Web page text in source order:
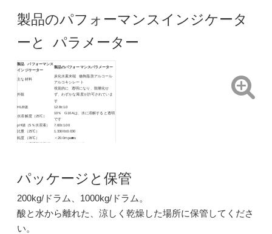
お問い合わせ
製品のパフォーマンスインジケータ
ーと パラメーター
製品 パフォーマンス
インジケーター
製品のパフォーマンスパラメーター
主な材料
炭化水素末端 修飾脂肪アルコール
アルコキシレート
外観
視覚的に 透明になり、階層化せ
ず、わずかな濁度が許可されていま
す
HLB値 12.8±1.0
水溶解度（25℃）
10％ G10Aは、水に溶解すると透明
です
pH値（5％水溶液）
7.60±1.00
比重（25℃）
1.3300±0.030
粘度（35℃） ＜20.0mpa■s
10％水溶液酸性耐性
<0.2％ （40％HF）
凍結 点
フォーム （35°C） 60年代の高さ20mm
パッケージと保管
200kg/ドラム、1000kg/ドラム。
酸と水から離れた、涼しく乾燥した場所に保管してくださ
い。